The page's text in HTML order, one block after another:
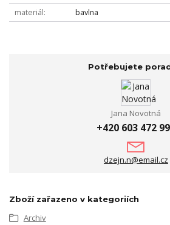
materiál
bavlna
Potřebujete
Jana Novotná
+420 603 472
dzejn.n@email.cz
Zboží zařazeno v kategoriích
Archiv